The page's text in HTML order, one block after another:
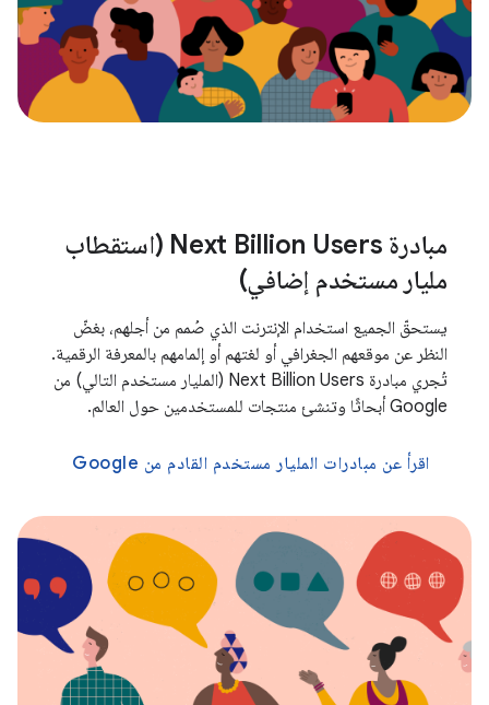
مبادرة Next Billion Users (استقطاب
مليار مستخدم إضافي)
يستحقّ الجميع استخدام الإنترنت الذي صُمم من أجلهم، بغضّ
النظر عن موقعهم الجغرافي أو لغتهم أو إلمامهم بالمعرفة الرقمية.
تُجري مبادرة Next Billion Users (المليار مستخدم التالي) من
Google أبحاثًا وتنشئ منتجات للمستخدمين حول العالم.
اقرأ عن مبادرات المليار مستخدم القادم من Google